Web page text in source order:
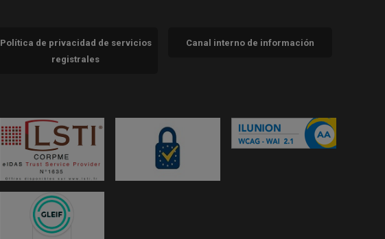
Política de privacidad de servicios
registrales
Canal interno de información